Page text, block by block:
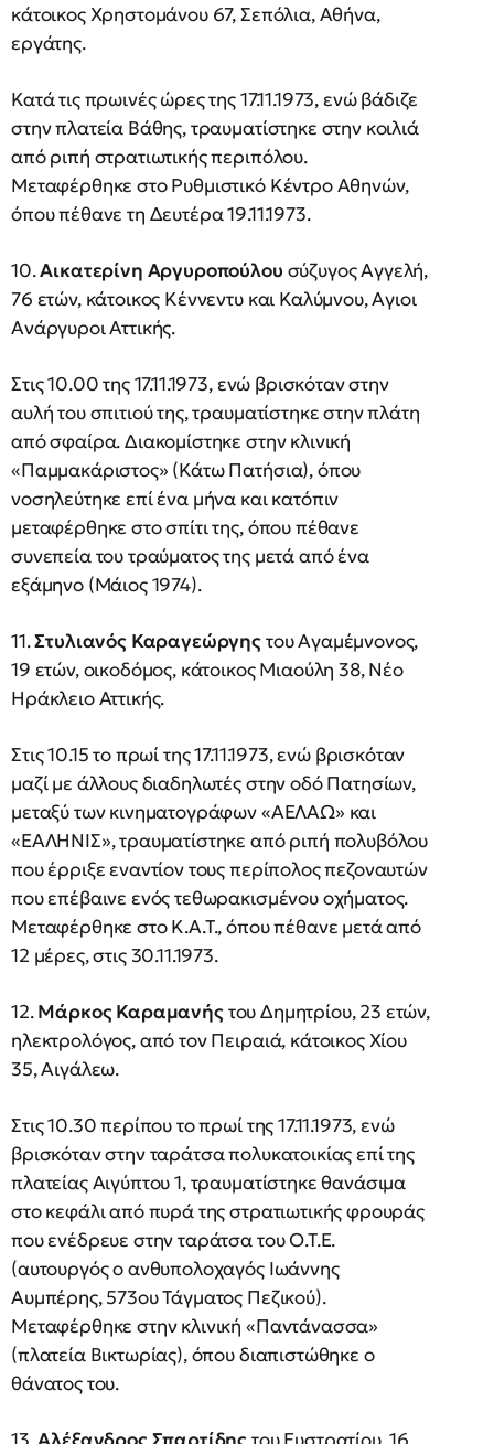
κάτοικος Χρηστομάνου 67, Σεπόλια, Αθήνα,
εργάτης.
Κατά τις πρωινές ώρες της 17.11.1973, ενώ βάδιζε
στην πλατεία Βάθης, τραυματίστηκε στην κοιλιά
από ριπή στρατιωτικής περιπόλου.
Μεταφέρθηκε στο Ρυθμιστικό Κέντρο Αθηνών,
όπου πέθανε τη Δευτέρα 19.11.1973.
10.Αικατερίνη Αργυροπούλου σύζυγος Αγγελή,
76 ετών, κάτοικος Κέννεντυ και Καλύμνου, Αγιοι
Ανάργυροι Αττικής.
Στις 10.00 της 17.11.1973, ενώ βρισκόταν στην
αυλή του σπιτιού της, τραυματίστηκε στην πλάτη
από σφαίρα. Διακομίστηκε στην κλινική
«Παμμακάριστος» (Κάτω Πατήσια), όπου
νοσηλεύτηκε επί ένα μήνα και κατόπιν
μεταφέρθηκε στο σπίτι της, όπου πέθανε
συνεπεία του τραύματος της μετά από ένα
εξάμηνο (Μάιος 1974).
11.Στυλιανός Καραγεώργηςτου Αγαμέμνονος,
19 ετών, οικοδόμος, κάτοικος Μιαούλη 38, Νέο
Ηράκλειο Αττικής.
Στις 10.15 το πρωί της 17.11.1973, ενώ βρισκόταν
μαζί με άλλους διαδηλωτές στην οδό Πατησίων,
μεταξύ των κινηματογράφων «ΑΕΛΑΩ» και
«ΕΑΛΗΝΙΣ», τραυματίστηκε από ριπή πολυβόλου
που έρριξε εναντίον τους περίπολος πεζοναυτών
που επέβαινε ενός τεθωρακισμένου οχήματος.
Μεταφέρθηκε στο Κ.Α.Τ., όπου πέθανε μετά από
12 μέρες, στις 30.11.1973.
12.Μάρκος Καραμανήςτου Δημητρίου, 23 ετών,
ηλεκτρολόγος, από τον Πειραιά, κάτοικος Χίου
35, Αιγάλεω.
Στις 10.30 περίπου το πρωί της 17.11.1973, ενώ
βρισκόταν στην ταράτσα πολυκατοικίας επί της
πλατείας Αιγύπτου 1, τραυματίστηκε θανάσιμα
στο κεφάλι από πυρά της στρατιωτικής φρουράς
που ενέδρευε στην ταράτσα του Ο.Τ.Ε.
(αυτουργός ο ανθυπολοχαγός Ιωάννης
Αυμπέρης, 573ου Τάγματος Πεζικού).
Μεταφέρθηκε στην κλινική «Παντάνασσα»
(πλατεία Βικτωρίας), όπου διαπιστώθηκε ο
θάνατος του.